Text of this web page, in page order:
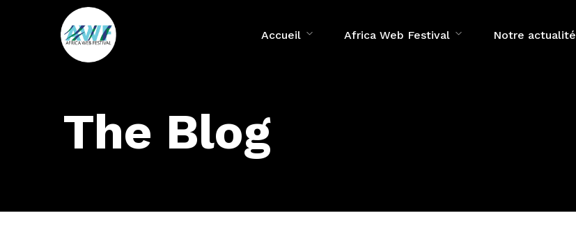
Accueil Africa Web Festival Notre actualité
The Blog